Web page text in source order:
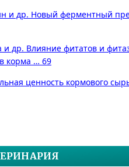
и др. Новый ферментный
и др. Влияние фитатов и
корма … 69
ценность кормового